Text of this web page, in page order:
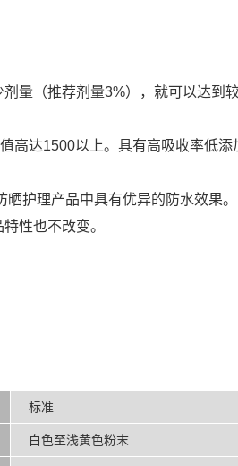
量（推荐剂量3%），就可以达到
高达1500以上。具有高吸收率低
护理产品中具有优异的防水效果。
性也不改变。
标准
白色至浅黄色粉末